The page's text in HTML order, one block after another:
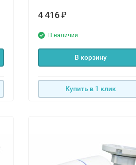
4 416 ₽
В наличии
В корзину
Купить в 1 клик